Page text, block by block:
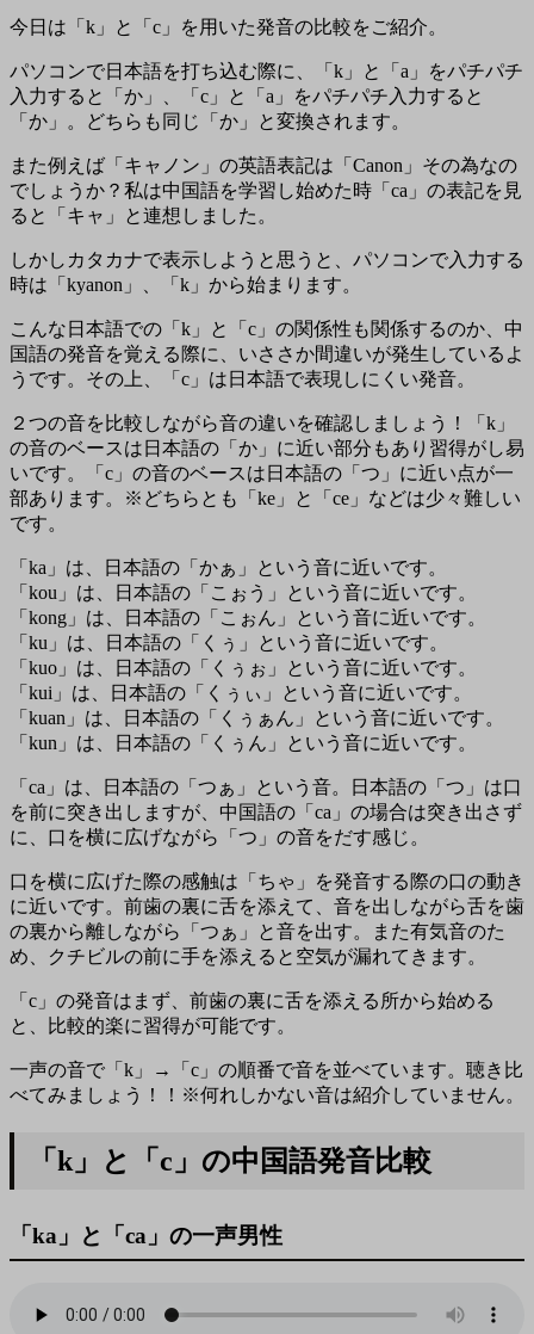
今日は「k」と「c」を用いた発音の比較をご紹介。
パソコンで日本語を打ち込む際に、「k」と「a」をパチパチ
入力すると「か」、「c」と「a」をパチパチ入力すると
「か」。どちらも同じ「か」と変換されます。
また例えば「キャノン」の英語表記は「Canon」その為なの
でしょうか？私は中国語を学習し始めた時「ca」の表記を見
ると「キャ」と連想しました。
しかしカタカナで表示しようと思うと、パソコンで入力する
時は「kyanon」、「k」から始まります。
こんな日本語での「k」と「c」の関係性も関係するのか、中
国語の発音を覚える際に、いささか間違いが発生しているよ
うです。その上、「c」は日本語で表現しにくい発音。
２つの音を比較しながら音の違いを確認しましょう！「k」
の音のベースは日本語の「か」に近い部分もあり習得がし易
いです。「c」の音のベースは日本語の「つ」に近い点が一
部あります。※どちらとも「ke」と「ce」などは少々難しい
です。
「ka」は、日本語の「かぁ」という音に近いです。
「kou」は、日本語の「こぉう」という音に近いです。
「kong」は、日本語の「こぉん」という音に近いです。
「ku」は、日本語の「くぅ」という音に近いです。
「kuo」は、日本語の「くぅぉ」という音に近いです。
「kui」は、日本語の「くぅぃ」という音に近いです。
「kuan」は、日本語の「くぅぁん」という音に近いです。
「kun」は、日本語の「くぅん」という音に近いです。
「ca」は、日本語の「つぁ」という音。日本語の「つ」は口
を前に突き出しますが、中国語の「ca」の場合は突き出さず
に、口を横に広げながら「つ」の音をだす感じ。
口を横に広げた際の感触は「ちゃ」を発音する際の口の動き
に近いです。前歯の裏に舌を添えて、音を出しながら舌を歯
の裏から離しながら「つぁ」と音を出す。また有気音のた
め、クチビルの前に手を添えると空気が漏れてきます。
「c」の発音はまず、前歯の裏に舌を添える所から始める
と、比較的楽に習得が可能です。
一声の音で「k」→「c」の順番で音を並べています。聴き比
べてみましょう！！※何れしかない音は紹介していません。
「k」と「c」の中国語発音比較
「ka」と「ca」の一声男性